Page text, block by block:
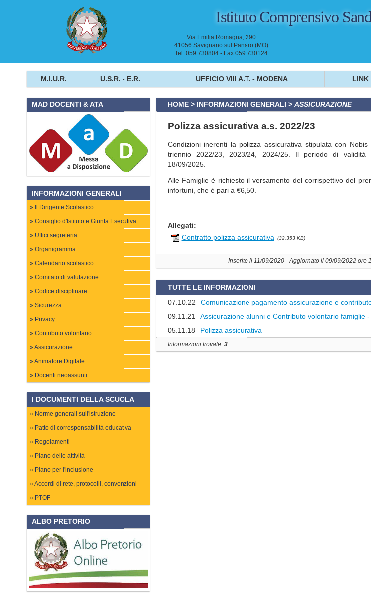
Istituto Comprensivo
Via Emilia Romagna, 290
41056 Savignano sul Panaro (MO)
Tel. 059 730804 - Fax 059 730124
M.I.U.R. U.S.R. - E.R. UFFICIO VIII A.T. - MODENA LINK
MAD DOCENTI & ATA
INFORMAZIONI GENERALI
Il Dirigente Scolastico
Consiglio d'Istituto e Giunta Esecutiva
Uffici segreteria
Organigramma
Calendario scolastico
Comitato di valutazione
Codice disciplinare
Sicurezza
Privacy
Contributo volontario
Assicurazione
Animatore Digitale
Docenti neoassunti
I DOCUMENTI DELLA SCUOLA
Norme generali sull'istruzione
Patto di corresponsabilità educativa
Regolamenti
Piano delle attività
Piano per l'inclusione
Accordi di rete, protocolli, convenzioni
PTOF
ALBO PRETORIO
HOME> INFORMAZIONI GENERALI > ASSICURAZIONE
Polizza assicurativa a.s. 2022/23
Condizioni inerenti la polizza assicurativa stipulata con
triennio 2022/23, 2023/24, 2024/25. Il periodo di validità
18/09/2025.
Alle Famiglie è richiesto il versamento del corrispettivo del
infortuni, che è pari a €6,50.
Allegati:
Contratto polizza assicurativa (32.353 KB)
Inserito il 11/09/2020 - Aggiornato il 09/09/2022 ore
TUTTE LE INFORMAZIONI
07.10.22
Comunicazione pagamento assicurazione e
09.11.21
Assicurazione alunni e Contributo volontario famiglie
05.11.18
Polizza assicurativa
Informazioni trovate: 3